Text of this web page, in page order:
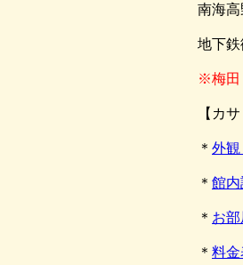
南海
地下
※梅田
【カ
＊ 外
＊ 館
＊ お部
＊ 料金